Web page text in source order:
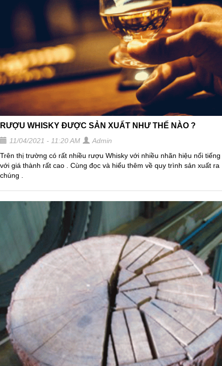
RƯỢU WHISKY ĐƯỢC SẢN XUẤT NHƯ THẾ NÀO ?
11/04/2021 - 11:20 AM
Admin
Trên thị trường có rất nhiều rượu Whisky với nhiều nhãn hiệu nổi tiếng
với giá thành rất cao . Cùng đọc và hiểu thêm về quy trình sản xuất ra
chúng .